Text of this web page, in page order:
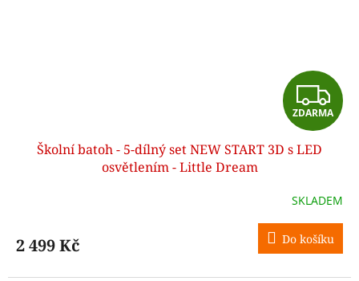
Z
D
R
M
A
ZDARMA
Školní batoh - 5-dílný set NEW START 3D s LED
osvětlením - Little Dream
SKLADEM
2 499 Kč Do košíku